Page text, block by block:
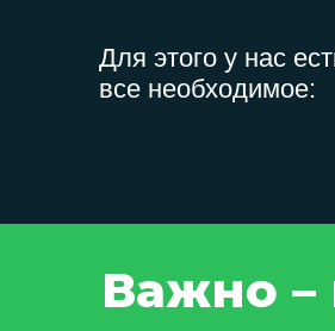
Для этого у нас
все необходимое:
Важно –